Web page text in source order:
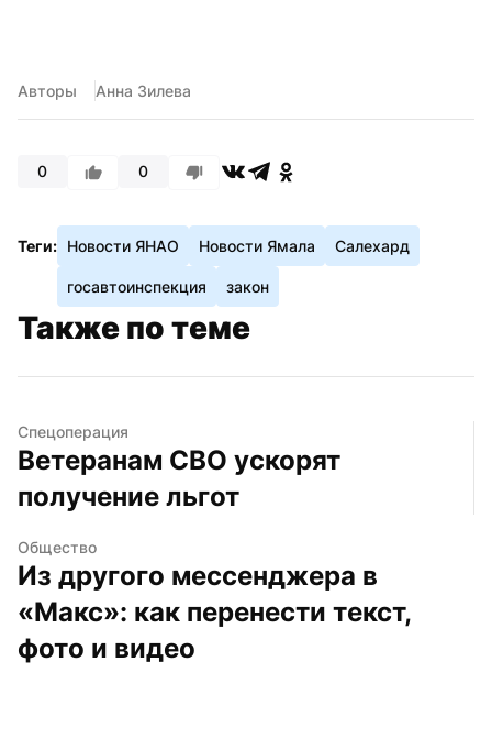
Авторы Анна Зилева
0 0
Теги: Новости ЯНАО Новости Ямала Салехард
госавтоинспекция закон
Также по теме
Спецоперация
Ветеранам СВО ускорят
получение льгот
Общество
Из другого мессенджера в
«Макс»: как перенести текст,
фото и видео